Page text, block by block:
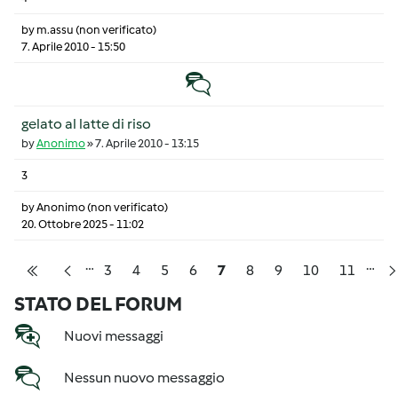
by m.assu (non verificato)
7. Aprile 2010 - 15:50
Discussione normale
gelato al latte di riso
byAnonimo»7. Aprile 2010 - 13:15
3
byAnonimo (non verificato)
20. Ottobre 2025 - 11:02
Pagination
Prima paginaPagina precedente
… Pagina
3 Pagina
4 Pagina
5 Pagina
6 Pagina
7 Pagina
8 Pagina
9 Pagina
10 Pagina
11 …
STATO DEL FORUM
Nuovi messaggi
Nessun nuovo messaggio